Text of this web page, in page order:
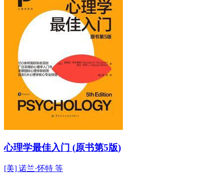
心理学最佳入门 (原书第5版)
[美] 诺兰·怀特 等